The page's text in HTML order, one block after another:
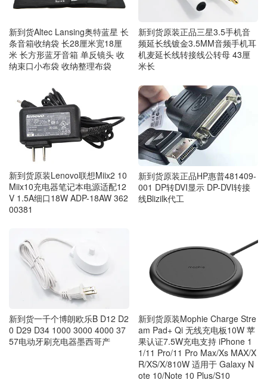
新到货Altec Lansing奥特蓝星 长
条音箱收纳袋 长28厘米宽18厘
米 长方形蓝牙音箱 单反镜头 收
纳束口小布袋 收纳整理布袋
新到货原装正品三星3.5手机音
频延长线镀金3.5MM音频手机耳
机麦延长线转接线公转母 43厘
米长
新到货原装Lenovo联想Miix2 10
Miix10充电器笔记本电源适配12
V 1.5A细口18W ADP-18AW 362
00381
新到货原装正品HP惠普481409-
001 DP转DVI显示 DP-DVI转接
线Blizilk代工
新到货一千个博朗欧乐B D12 D2
0 D29 D34 1000 3000 4000 37
57电动牙刷充电器墨西哥产
新到货原装Mophie Charge Stre
am Pad+ Qi 无线充电板10W 苹
果认证7.5W充电支持 iPhone 1
1/11 Pro/11 Pro Max/Xs MAX/X
R/XS/X/810W 适用于 Galaxy N
ote 10/Note 10 Plus/S10